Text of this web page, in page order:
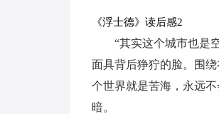
《浮士德》读后感2
“其实这个城市也是
面具背后狰狞的脸。围
个世界就是苦海，永远
暗。